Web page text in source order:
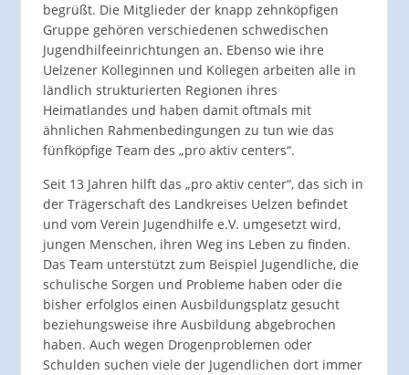
begrüßt. Die Mitglieder der knapp zehnköpfigen
Gruppe gehören verschiedenen schwedischen
Jugendhilfeeinrichtungen an. Ebenso wie ihre
Uelzener Kolleginnen und Kollegen arbeiten alle in
ländlich strukturierten Regionen ihres
Heimatlandes und haben damit oftmals mit
ähnlichen Rahmenbedingungen zu tun wie das
fünfköpfige Team des „pro aktiv centers“.
Seit 13 Jahren hilft das „pro aktiv center“, das sich in
der Trägerschaft des Landkreises Uelzen befindet
und vom Verein Jugendhilfe e.V. umgesetzt wird,
jungen Menschen, ihren Weg ins Leben zu finden.
Das Team unterstützt zum Beispiel Jugendliche, die
schulische Sorgen und Probleme haben oder die
bisher erfolglos einen Ausbildungsplatz gesucht
beziehungsweise ihre Ausbildung abgebrochen
haben. Auch wegen Drogenproblemen oder
Schulden suchen viele der Jugendlichen dort immer